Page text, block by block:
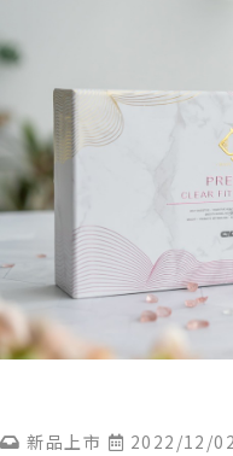
新品上市 2022/12/02